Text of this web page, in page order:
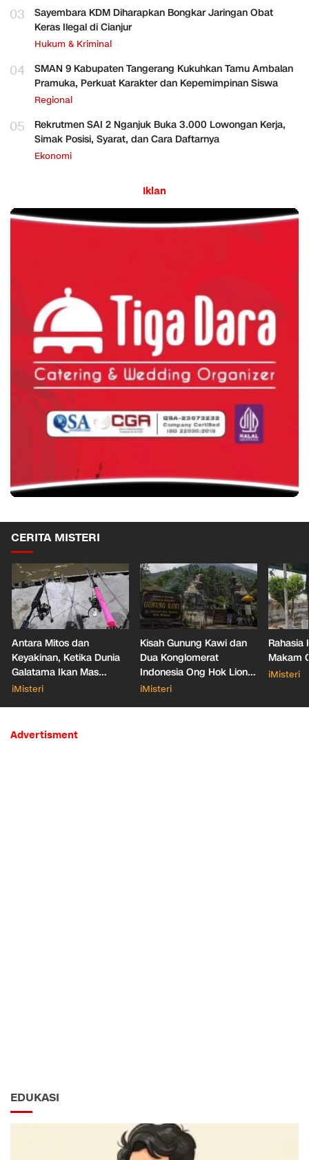
03
Sayembara KDM Diharapkan Bongkar Jaringan Obat
Keras Ilegal di Cianjur
Hukum & Kriminal
04
SMAN 9 Kabupaten Tangerang Kukuhkan Tamu Ambalan
Pramuka, Perkuat Karakter dan Kepemimpinan Siswa
Regional
05
Rekrutmen SAI 2 Nganjuk Buka 3.000 Lowongan Kerja,
Simak Posisi, Syarat, dan Cara Daftarnya
Ekonomi
Iklan
CERITA MISTERI
Antara Mitos dan
Keyakinan, Ketika Dunia
Galatama Ikan Mas
Bersentuhan dengan Hal
iMisteri
Kisah Gunung Kawi dan
Dua Konglomerat
Indonesia Ong Hok Liong
hingga Liem Sioe Liong
iMisteri
Rahasia
Makam
iMisteri
Advertisment
EDUKASI